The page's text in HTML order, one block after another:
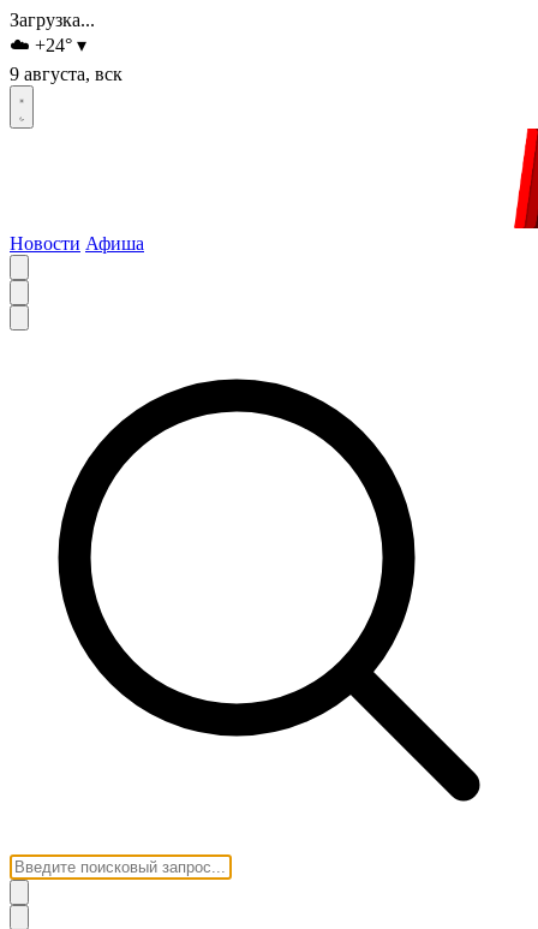
Загрузка...
☁️ +24° ▾
9 августа, вск
Новости Афиша